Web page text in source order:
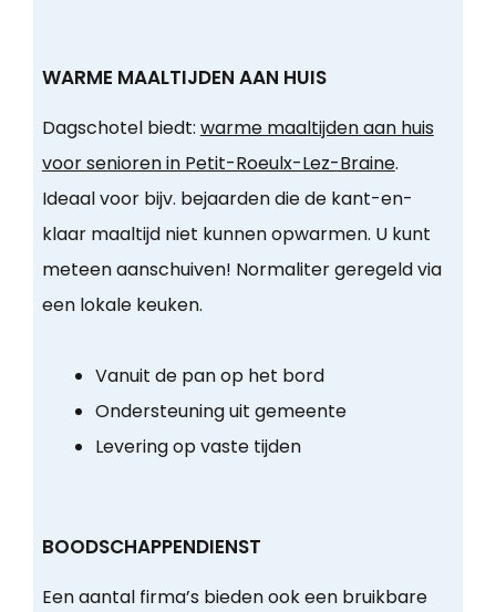
WARME MAALTIJDEN AAN HUIS
Dagschotel biedt: warme maaltijden aan huis
voor senioren in Petit-Roeulx-Lez-Braine.
Ideaal voor bijv. bejaarden die de kant-en-
klaar maaltijd niet kunnen opwarmen. U kunt
meteen aanschuiven! Normaliter geregeld via
een lokale keuken.
Vanuit de pan op het bord
Ondersteuning uit gemeente
Levering op vaste tijden
BOODSCHAPPENDIENST
Een aantal firma’s bieden ook een bruikbare